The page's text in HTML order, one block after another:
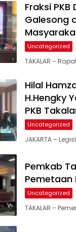
Fraksi
Galesong
Uncategorized
TAKALAR –
Hilal
H.Hengky
PKB
Uncategorized
JAKARTA –
Pemkab
Pemetaan
Uncategorized
TAKALAR –